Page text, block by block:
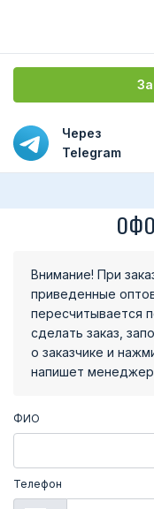
Через
Telegram
Внимание! При
приведенные
пересчитывается
сделать заказ,
о заказчике и
напишет
ФИО
Телефон